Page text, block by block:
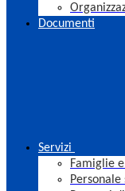
Documenti
Servizi
Famiglie
Personale